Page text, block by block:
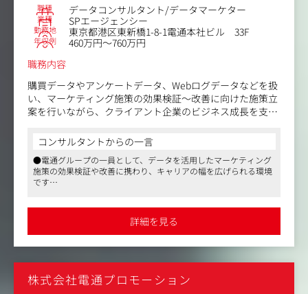
・高品質リードに対する企画提案
新規商談は、インサイドセールス部門から「確度の高いリ
ません。
初回の商談から、課題の深掘りと仮説提案に集中できま
す。
・社内コンサルタント等との連携
ー・ディレクター・エンジニアとチームを組成します。
ご入社後はプロジェクトの「ハブ」となり、専門家を束ね
て最適なソリューション提供を導いていただきます。
gent/
具体的なプロジェクト例：https://www.synergy-marketin
g.co.jp/search-result/?showcase_service=planning&show
case_industry=
職種 データコンサルタント/データマーケター
業種 SPエージェンシー
勤務地 東京都港区東新橋1-8-1電通本社ビル 33F
年収例
460万円～760万円
職務内容
購買データやアンケートデータ、Webログデータなどを扱
い、マーケティング施策の効果検証～改善に向けた施策立
案を行いながら、クライアント企業のビジネス成長を支援
大手メーカー、小売・飲食チェーンのビジネス課題をヒア
リングし、データを活用して成果効果を企図するコンサル
ティング系業務がメインで、データアナリストを含む社内
外のスタッフと多く携わる業務になります。
若手のメンバーも多いことから、OJT・勉強会を通じた後
・マーケティング施策の効果検証およびPDCAサイクルの
コンサルタントからの一言
●電通グループの一員として、データを活用したマーケティング
施策の効果検証や改善に携わり、キャリアの幅を広げられる環境
です
●柔軟な働き方が可能で、テレワークやフレックス制度を活用し
ながら、ワークライフバランスを保つことができます
詳細を見る
株式会社電通プロモーション